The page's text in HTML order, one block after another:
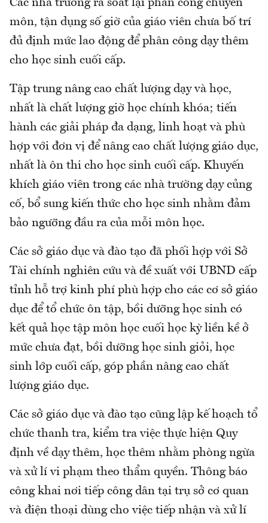
Các nhà trường rà soát lại phân công chuyên
môn, tận dụng số giờ của giáo viên chưa bố trí
đủ định mức lao động để phân công dạy thêm
cho học sinh cuối cấp.
Tập trung nâng cao chất lượng dạy và học,
nhất là chất lượng giờ học chính khóa; tiến
hành các giải pháp đa dạng, linh hoạt và phù
hợp với đơn vị để nâng cao chất lượng giáo dục,
nhất là ôn thi cho học sinh cuối cấp. Khuyến
khích giáo viên trong các nhà trường dạy củng
cố, bổ sung kiến thức cho học sinh nhằm đảm
bảo ngưỡng đầu ra của mỗi môn học.
Các sở giáo dục và đào tạo đã phối hợp với Sở
Tài chính nghiên cứu và đề xuất với UBND cấp
tỉnh hỗ trợ kinh phí phù hợp cho các cơ sở giáo
dục để tổ chức ôn tập, bồi dưỡng học sinh có
kết quả học tập môn học cuối học kỳ liền kề ở
mức chưa đạt, bồi dưỡng học sinh giỏi, học
sinh lớp cuối cấp, góp phần nâng cao chất
lượng giáo dục.
Các sở giáo dục và đào tạo cũng lập kế hoạch tổ
chức thanh tra, kiểm tra việc thực hiện Quy
định về dạy thêm, học thêm nhằm phòng ngừa
và xử lí vi phạm theo thẩm quyền. Thông báo
công khai nơi tiếp công dân tại trụ sở cơ quan
và điện thoại dùng cho việc tiếp nhận và xử lí